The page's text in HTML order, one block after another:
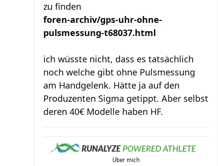
zu finden
foren-archiv/gps-uhr-ohne-
pulsmessung-t68037.html
ich wüsste nicht, dass es tatsächlich
noch welche gibt ohne Pulsmessung
am Handgelenk. Hätte ja auf den
Produzenten Sigma getippt. Aber selbst
deren 40€ Modelle haben HF.
Über mich